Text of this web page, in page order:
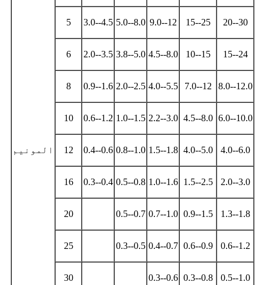
المونیم
5 3.0--4.5 5.0--8.0 9.0--12 15--25 20--30
6 2.0--3.5 3.8--5.0 4.5--8.0 10--15 15--24
8 0.9--1.6 2.0--2.5 4.0--5.5 7.0--12 8.0--12.0
10 0.6--1.2 1.0--1.5 2.2--3.0 4.5--8.0 6.0--10.0
12 0.4--0.6 0.8--1.0 1.5--1.8 4.0--5.0 4.0--6.0
16 0.3--0.4 0.5--0.8 1.0--1.6 1.5--2.5 2.0--3.0
20 0.5--0.7 0.7--1.0 0.9--1.5 1.3--1.8
25 0.3--0.5 0.4--0.7 0.6--0.9 0.6--1.2
30 0.3--0.6 0.3--0.8 0.5--1.0